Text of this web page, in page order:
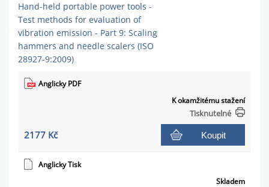
Hand-held portable power tools -
Test methods for evaluation of
vibration emission - Part 9: Scaling
hammers and needle scalers (ISO
28927-9:2009)
Anglicky PDF
K okamžitému stažení
Tisknutelné
2177 Kč Koupit
Anglicky Tisk
Skladem